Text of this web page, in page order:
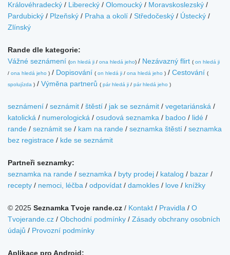
Královéhradecký / Liberecký / Olomoucký / Moravskoslezský /
Pardubický / Plzeňský / Praha a okolí / Středočeský / Ústecký /
Zlínský
Rande dle kategorie:
Vážné seznámení (on hledá ji / ona hledá jeho) / Nezávazný flirt ( on hledá ji
/ ona hledá jeho ) / Dopisování ( on hledá ji / ona hledá jeho ) / Cestování (
spolujízda ) / Výměna partnerů ( pár hledá ji / pár hledá jeho )
seznámení / seznámit / štěstí / jak se seznámit / vegetariánská /
katolická / numerologická / osudová seznamka / badoo / lidé /
rande / seznámit se / kam na rande / seznamka štěstí / seznamka
bez registrace / kde se seznámit
Partneři seznamky:
seznamka na rande / seznamka / byty prodej / katalog / bazar /
recepty / nemoci, léčba / odpovídat / damokles / love / knížky
© 2025 Seznamka Tvoje rande.cz / Kontakt / Pravidla / O
Tvojerande.cz / Obchodní podmínky / Zásady obchrany osobních
údajů / Provozní podmínky
Aplikace pro Android: